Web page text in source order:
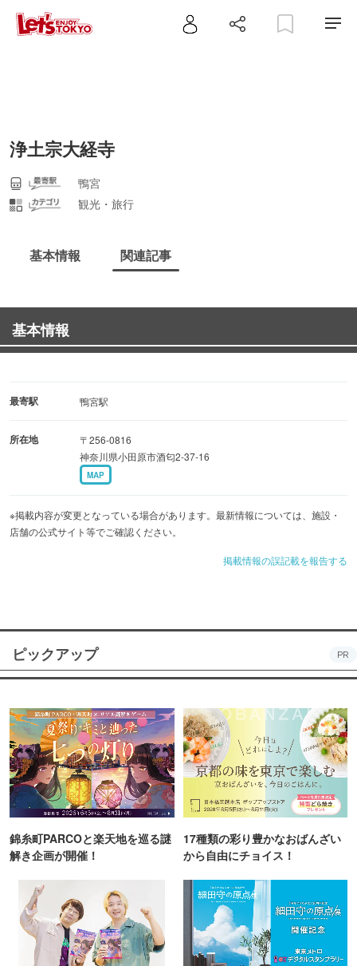
浄土宗大経寺
鴨宮
観光・旅行
基本情報 関連記事
基本情報
最寄駅 鴨宮駅
所在地
〒256-0816
神奈川県小田原市酒匂2-37-16
MAP
※掲載内容が変更となっている場合があります。最新情報については、施設・
店舗の公式サイト等でご確認ください。
掲載情報の誤記載を報告する
ピックアップ PR
錦糸町PARCOと楽天地を巡る謎
解き企画が開催！
17種類の彩り豊かなおばんざい
から自由にチョイス！